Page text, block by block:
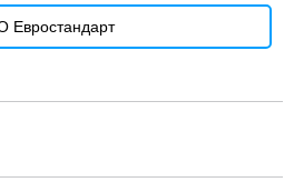
Евростандарт